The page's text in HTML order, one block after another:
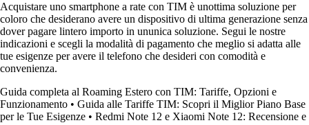
Acquistare uno smartphone a rate con TIM è unottima soluzione per
coloro che desiderano avere un dispositivo di ultima generazione senza
dover pagare lintero importo in ununica soluzione. Segui le nostre
indicazioni e scegli la modalità di pagamento che meglio si adatta alle
tue esigenze per avere il telefono che desideri con comodità e
convenienza.
Guida completa al Roaming Estero con TIM: Tariffe, Opzioni e
Funzionamento • Guida alle Tariffe TIM: Scopri il Miglior Piano Base
per le Tue Esigenze • Redmi Note 12 e Xiaomi Note 12: Recensione e